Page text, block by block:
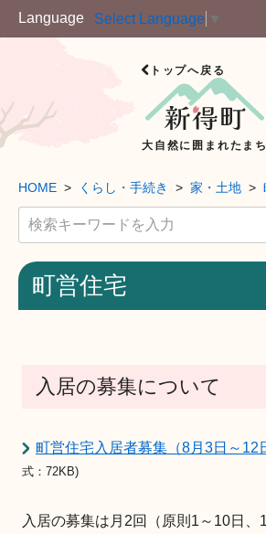
Language Select Language
トップへ戻る
大自然に囲まれたまち
HOME くらし・手続き 家・土地
町営住宅
入居の募集について
町営住宅入居者募集（8月3日～12
式：72KB)
入居の募集は月2回（原則1～10日、